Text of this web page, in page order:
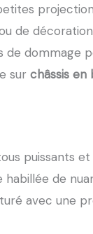
de
de dommage
sur châssis en
puissants
habillée de
avec une